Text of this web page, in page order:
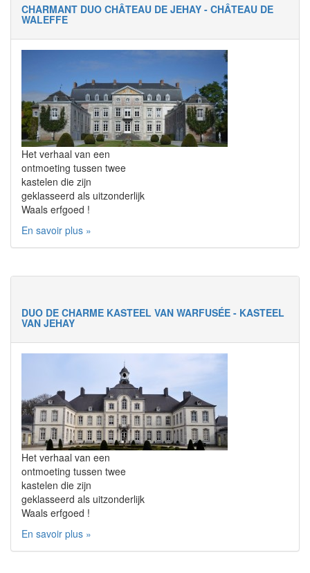
CHARMANT DUO CHÂTEAU DE JEHAY - CHÂTEAU DE
WALEFFE
Het verhaal van een
ontmoeting tussen twee
kastelen die zijn
geklasseerd als uitzonderlijk
Waals erfgoed !
En savoir plus »
DUO DE CHARME KASTEEL VAN WARFUSÉE - KASTEEL
VAN JEHAY
Het verhaal van een
ontmoeting tussen twee
kastelen die zijn
geklasseerd als uitzonderlijk
Waals erfgoed !
En savoir plus »